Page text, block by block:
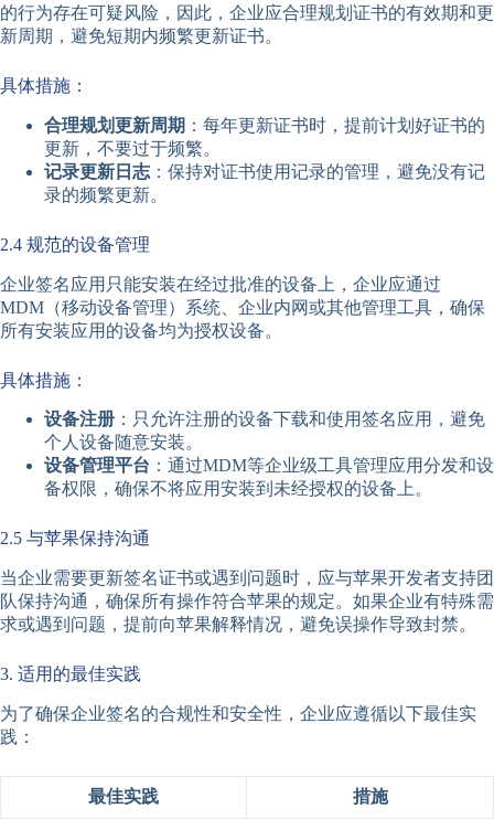
的行为存在可疑风险，因此，企业应合理规划证书的有效期和更
新周期，避免短期内频繁更新证书。
具体措施：
合理规划更新周期 ：每年更新证书时，提前计划好证书的
更新，不要过于频繁。
记录更新日志 ：保持对证书使用记录的管理，避免没有记
录的频繁更新。
2.4 规范的设备管理
企业签名应用只能安装在经过批准的设备上，企业应通过
MDM（移动设备管理）系统、企业内网或其他管理工具，确保
所有安装应用的设备均为授权设备。
具体措施：
设备注册 ：只允许注册的设备下载和使用签名应用，避免
个人设备随意安装。
设备管理平台 ：通过MDM等企业级工具管理应用分发和设
备权限，确保不将应用安装到未经授权的设备上。
2.5 与苹果保持沟通
当企业需要更新签名证书或遇到问题时，应与苹果开发者支持团
队保持沟通，确保所有操作符合苹果的规定。如果企业有特殊需
求或遇到问题，提前向苹果解释情况，避免误操作导致封禁。
3. 适用的最佳实践
为了确保企业签名的合规性和安全性，企业应遵循以下最佳实
践：
最佳实践 措施